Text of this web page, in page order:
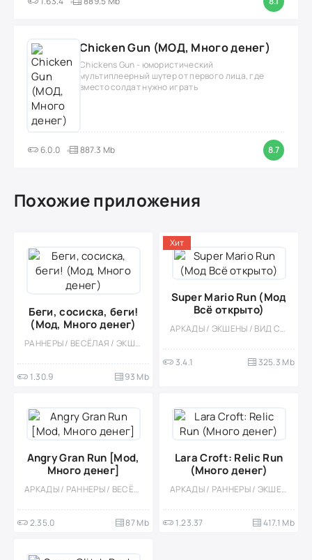
Chicken Gun (МОД, Много денег)
Chickens Gun - юмористический
мультиплеерный шутер от первого лица, где
вместо солдат нужно играть
6.0.0 887.3 Mb 8.7
Похожие приложения
Беги, сосиска, беги!
(Мод, Много денег)
РАННЕРЫ / ВЕСЁЛАЯ / ЭКШЕНЫ / ПЛАТФОРМЕРЫ / КАЗУАЛЬНЫЕ / ОДНОПОЛЬЗОВАТЕЛЬСКИЕ / СТИЛИЗАЦИЯ / ОФЛАЙН / МОД / ПО МУЛЬТФИЛЬМАМ / ВСТРОЕННЫЙ КЕШ / МАЛЕНЬКАЯ
1.30.9 93 Mb
Super Mario Run (Мод
Всё открыто)
АРКАДЫ / ЭКШЕНЫ / ВИД СБОКУ / СТИЛИЗАЦИЯ / МОД / ПЛАТФОРМЕРЫ / КАЗУАЛЬНЫЕ / ОДНОПОЛЬЗОВАТЕЛЬСКИЕ / ДЛЯ ВСЕЙ СЕМЬИ / ДЛЯ ДЕТЕЙ / ДЕВОЧКАМ
3.4.1 325.3 Mb
Хит
Angry Gran Run [Mod,
Много денег]
АРКАДЫ / РАННЕРЫ / ВЕСЁЛАЯ / ОФЛАЙН / СТИЛИЗАЦИЯ / ОДНОПОЛЬЗОВАТЕЛЬСКИЕ / ПЛАТФОРМЕРЫ / ЭКШЕНЫ / МАЛЕНЬКАЯ / МОД
2.35.0 87 Mb
Lara Croft: Relic Run
(Много денег)
АРКАДЫ / РАННЕРЫ / ЭКШЕНЫ / ПЛАТФОРМЕРЫ / ОДНОПОЛЬЗОВАТЕЛЬСКИЕ / СТИЛИЗАЦИЯ / ОФЛАЙН / БЕЗ КЕША / ВСТРОЕННЫЙ КЕШ / 3D
1.23.37 417.1 Mb